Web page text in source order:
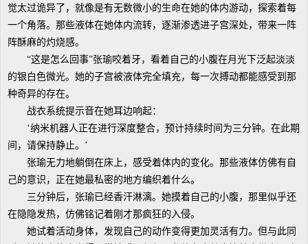
觉太过诡异了，就像是有无数微小的生命在她的体内游动，探索着每
一个角落。那些液体在她体内流转，逐渐渗透进子宫深处，带来一阵
阵酥麻的灼烧感。
“这是怎么回事”张瑜咬着牙，看着自己的小腹在月光下泛起淡淡
的银白色微光。她的子宫被液体完全填充，每一次搏动都能感受到那
种奇异的存在。
战衣系统提示音在她耳边响起：
‘纳米机器人正在进行深度整合，预计持续时间为三分钟。在此期
间，请保持静止。’
张瑜无力地躺倒在床上，感受着体内的变化。那些液体仿佛有自
己的意识，正在她最私密的地方编织着什么。
三分钟后，张瑜已经香汗淋漓。她摸着自己的小腹，那里似乎还
在隐隐发热，仿佛铭记着刚才那疯狂的入侵。
她试着活动身体，发现自己的动作变得更加灵活有力。但与此同